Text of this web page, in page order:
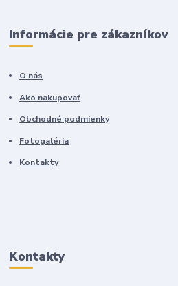
Informácie pre zákazníkov
O nás
Ako nakupovať
Obchodné podmienky
Fotogaléria
Kontakty
Kontakty